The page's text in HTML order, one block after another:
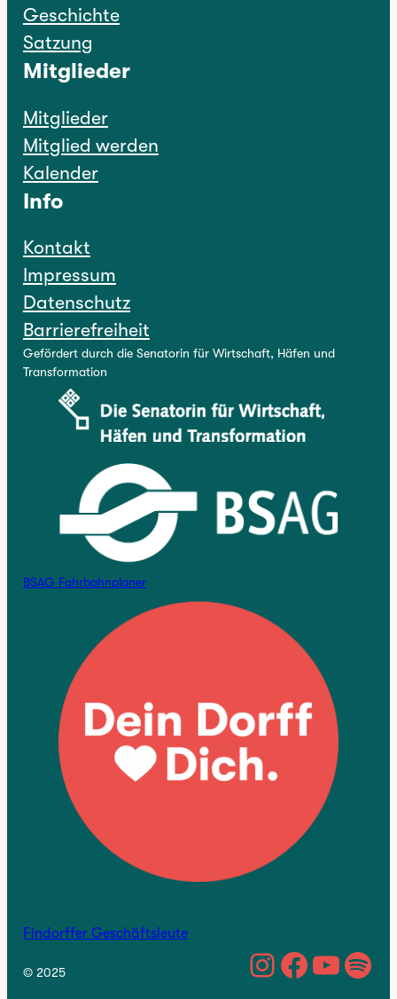
Geschichte
Satzung
Mitglieder
Mitglieder
Mitglied werden
Kalender
Info
Kontakt
Impressum
Datenschutz
Barrierefreiheit
Gefördert durch die Senatorin für Wirtschaft, Häfen und
Transformation
BSAG Fahrbahnplaner
Findorffer Geschäftsleute
© 2025 https://